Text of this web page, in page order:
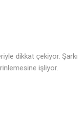
dikkat çekiyor. Şarkı
işliyor.